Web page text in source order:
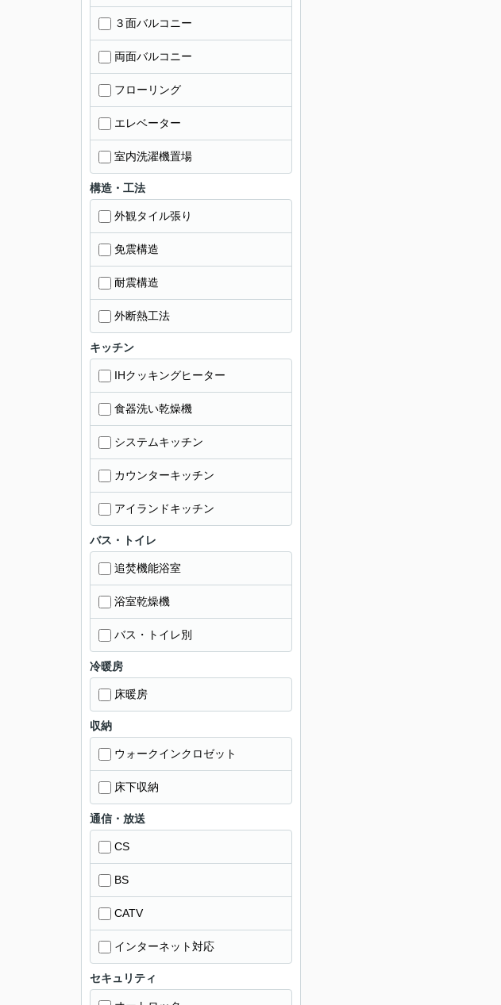
３面バルコニー
両面バルコニー
フローリング
エレベーター
室内洗濯機置場
構造・工法
外観タイル張り
免震構造
耐震構造
外断熱工法
キッチン
IHクッキングヒーター
食器洗い乾燥機
システムキッチン
カウンターキッチン
アイランドキッチン
バス・トイレ
追焚機能浴室
浴室乾燥機
バス・トイレ別
冷暖房
床暖房
収納
ウォークインクロゼット
床下収納
通信・放送
CS
BS
CATV
インターネット対応
セキュリティ